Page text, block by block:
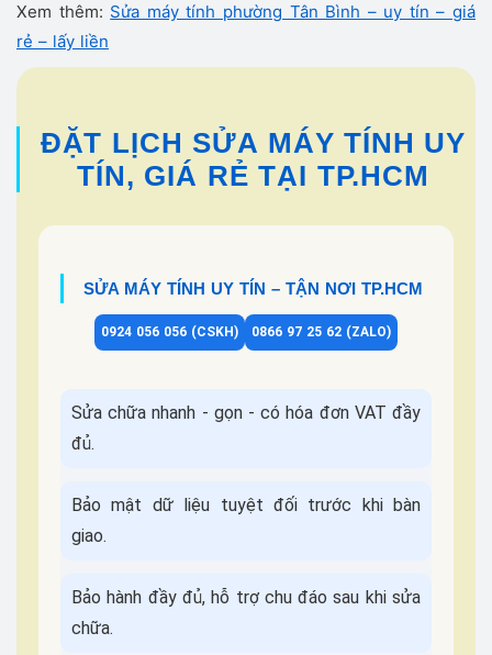
Xem thêm: Sửa máy tính phường Tân Bình – uy tín – giá
rẻ – lấy liền
ĐẶT LỊCH SỬA MÁY TÍNH UY
TÍN, GIÁ RẺ TẠI TP.HCM
SỬA MÁY TÍNH UY TÍN – TẬN NƠI TP.HCM
0924 056 056 (CSKH) 0866 97 25 62 (ZALO)
Sửa chữa nhanh - gọn - có hóa đơn VAT đầy
đủ.
Bảo mật dữ liệu tuyệt đối trước khi bàn
giao.
Bảo hành đầy đủ, hỗ trợ chu đáo sau khi sửa
chữa.